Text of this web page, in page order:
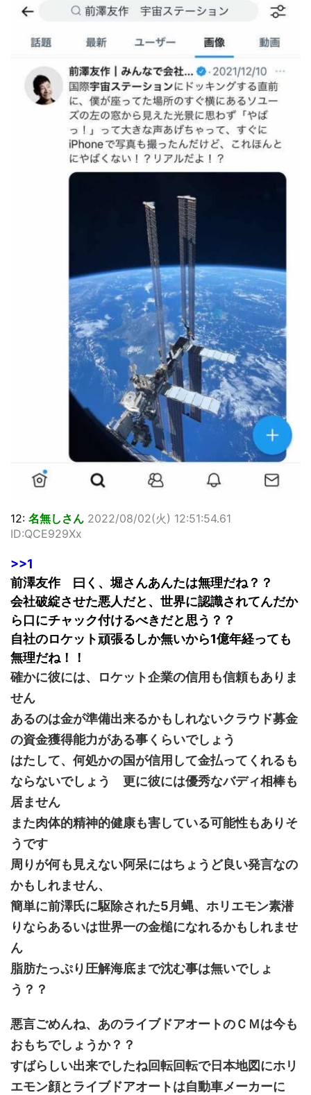
12: 名無しさん 2022/08/02(火) 12:51:54.61
ID:QCE929Xx
>>1
前澤友作 曰く、堀さんあんたは無理だね？？
会社破綻させた悪人だと、世界に認識されてんだか
ら口にチャック付けるべきだと思う？？
自社のロケット頑張るしか無いから1億年経っても
無理だね！！
確かに彼には、ロケット企業の信用も信頼もありま
せん
あるのは金が準備出来るかもしれないクラウド募金
の資金獲得能力がある事くらいでしょう
はたして、何処かの国が信用して金払ってくれるも
ならないでしょう 更に彼には優秀なバディ相棒も
居ません
また肉体的精神的健康も害している可能性もありそ
うです
周りが何も見えない阿呆にはちょうど良い発言なの
かもしれません、
簡単に前澤氏に駆除された5月蝿、ホリエモン素潜
りならあるいは世界一の金槌になれるかもしれませ
ん
脂肪たっぷり圧解海底まで沈む事は無いでしょ
う？？
悪言ごめんね、あのライブドアオートのＣＭは今も
おもちでしょうか？？
すばらしい出来でしたね回転回転で日本地図にホリ
エモン顔とライブドアオートは自動車メーカーに